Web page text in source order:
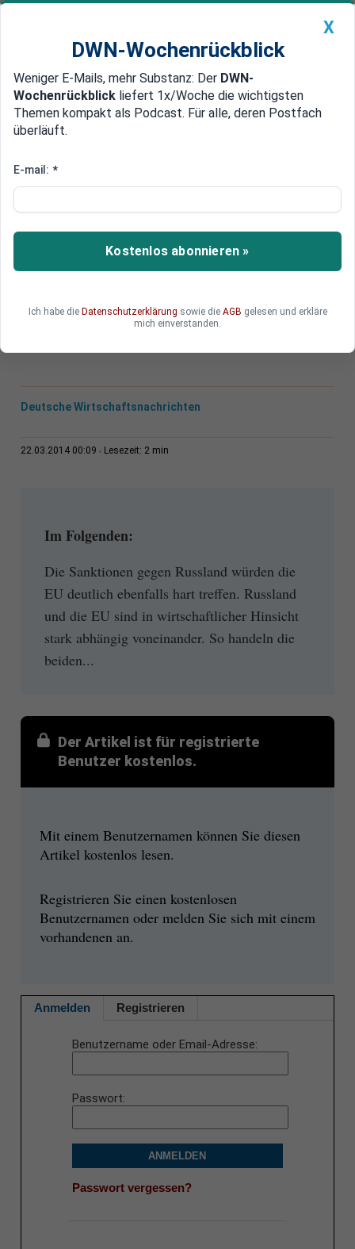
Newsticker MEIN DWN: Geldanlage Premium
Edelmetalle DWN-Magazin China
Wirtschaftlich abhängig
EU kann sich Sanktionen gegen
Russland nicht leisten
Während die USA mit Sanktionen vorpreschen,
würden so schnell zum Bumerang für deutsche
Deutsche Wirtschaftsnachrichten
22.03.2014 00:09 Lesezeit: 2 min
Im Folgenden:
Die Sanktionen gegen Russland würden die
EU deutlich ebenfalls hart treffen. Russland
und die EU sind in wirtschaftlicher Hinsicht
stark abhängig voneinander. So handeln die
beiden...
Der Artikel ist für registrierte
Benutzer kostenlos.
Mit einem Benutzernamen können Sie diesen
Artikel kostenlos lesen.
Registrieren Sie einen kostenlosen
Benutzernamen oder melden Sie sich mit einem
vorhandenen an.
Anmelden Registrieren
Benutzername oder Email-Adresse
Passwort
ANMELDEN
Passwort vergessen?
X
DWN-Wochenrückblick
Weniger E-Mails, mehr Substanz: Der DWN-
Wochenrückblick liefert 1x/Woche die wichtigsten
Themen kompakt als Podcast. Für alle, deren Postfach
überläuft.
E-mail: *
Kostenlos abonnieren »
Ich habe die Datenschutzerklärung sowie die AGB gelesen und erkläre
mich einverstanden.